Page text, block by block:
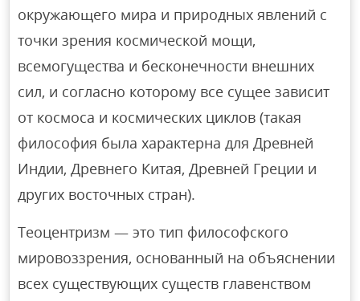
окружающего мира и природных явлений с
точки зрения космической мощи,
всемогущества и бесконечности внешних
сил, и согласно которому все сущее зависит
от космоса и космических циклов (такая
философия была характерна для Древней
Индии, Древнего Китая, Древней Греции и
других восточных стран).
Теоцентризм — это тип философского
мировоззрения, основанный на объяснении
всех существующих существ главенством